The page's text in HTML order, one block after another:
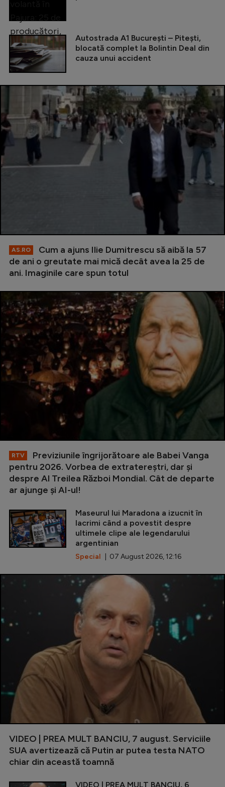
Autostrada A1 București – Pitești,
blocată complet la Bolintin Deal din
cauza unui accident
AS.RO
Cum a ajuns Ilie Dumitrescu să aibă la 57
de ani o greutate mai mică decât avea la 25 de
ani. Imaginile care spun totul
RTV
Previziunile îngrijorătoare ale Babei Vanga
pentru 2026. Vorbea de extratereștri, dar și
despre Al Treilea Război Mondial. Cât de departe
ar ajunge și AI-ul!
Maseurul lui Maradona a izucnit în
lacrimi când a povestit despre
ultimele clipe ale legendarului
argentinian
Special | 07 August 2026, 12:16
VIDEO | PREA MULT BANCIU, 7 august. Serviciile
SUA avertizează că Putin ar putea testa NATO
chiar din această toamnă
VIDEO | PREA MULT BANCIU, 6